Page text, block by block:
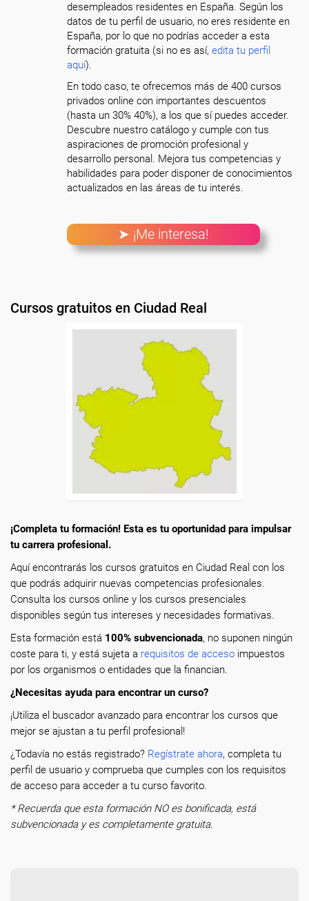
desempleados residentes en España. Según los
datos de tu perfil de usuario, no eres residente en
España, por lo que no podrías acceder a esta
formación gratuita (si no es así,edita tu perfil
aquí).
En todo caso, te ofrecemos más de 400 cursos
privados online con importantes descuentos
(hasta un 30% 40%), a los que sí puedes acceder.
Descubre nuestro catálogo y cumple con tus
aspiraciones de promoción profesional y
desarrollo personal. Mejora tus competencias y
habilidades para poder disponer de conocimientos
actualizados en las áreas de tu interés.
➤ ¡Me interesa!
Cursos gratuitos en Ciudad Real
¡Completa tu formación! Esta es tu oportunidad para impulsar
tu carrera profesional.
Aquí encontrarás los cursos gratuitos en Ciudad Real con los
que podrás adquirir nuevas competencias profesionales.
Consulta los cursos online y los cursos presenciales
disponibles según tus intereses y necesidades formativas.
Esta formación está 100% subvencionada, no suponen ningún
coste para ti, y está sujeta a requisitos de acceso impuestos
por los organismos o entidades que la financian.
¿Necesitas ayuda para encontrar un curso?
¡Utiliza el buscador avanzado para encontrar los cursos que
mejor se ajustan a tu perfil profesional!
¿Todavía no estás registrado? Regístrate ahora, completa tu
perfil de usuario y comprueba que cumples con los requisitos
de acceso para acceder a tu curso favorito.
* Recuerda que esta formación NO es bonificada, está
subvencionada y es completamente gratuita.